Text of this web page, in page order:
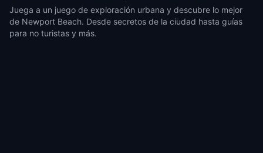
Juega a un juego de exploración urbana y descubre lo mejor
de Newport Beach. Desde secretos de la ciudad hasta guías
para no turistas y más.